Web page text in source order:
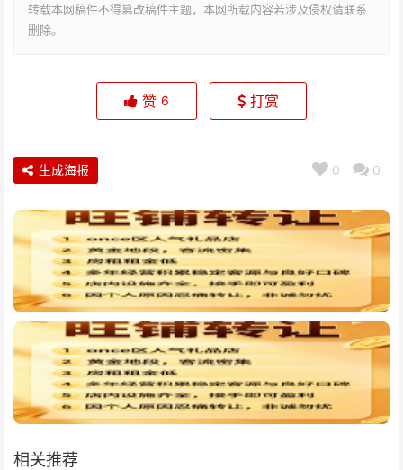
转载本网稿件不得篡改稿件主题，本网所载内容若涉及侵权请联系
删除。
赞 6 打赏
0 0
生成海报
相关推荐